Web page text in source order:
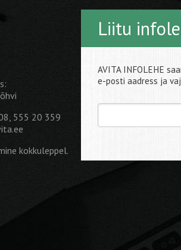
555 20 359
kokkuleppel.
Liitu
AVITA INFOLEHE
e-posti aadress ja